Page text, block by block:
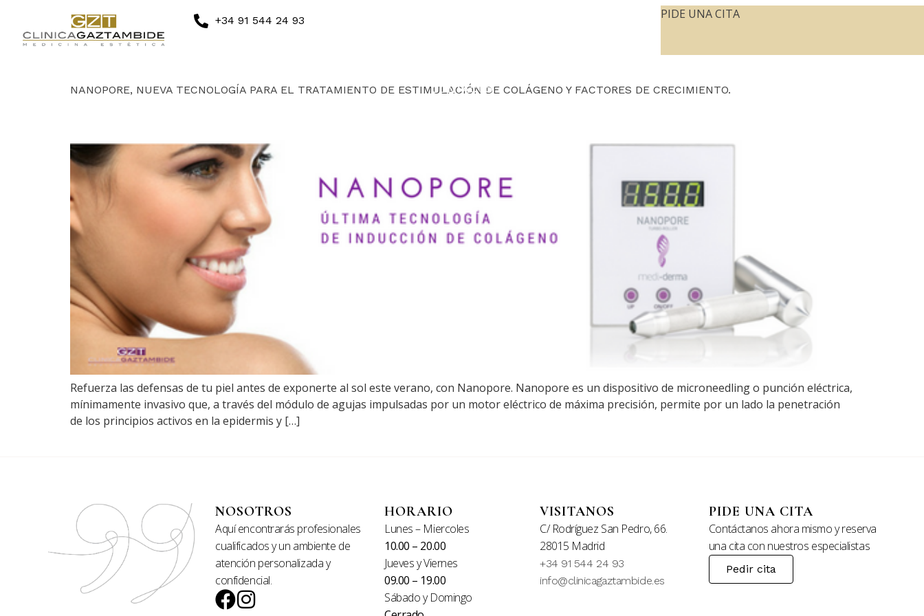
+34 91 544 24 93 PIDE UNA CITA
CONTACTO
Etiqueta:Nanopore
NANOPORE, NUEVA TECNOLOGÍA PARA EL TRATAMIENTO DE ESTIMULACIÓN DE COLÁGENO Y FACTORES DE CRECIMIENTO.
Refuerza las defensas de tu piel antes de exponerte al sol este verano, con Nanopore. Nanopore es un dispositivo de microneedling o punción eléctrica,
mínimamente invasivo que, a través del módulo de agujas impulsadas por un motor eléctrico de máxima precisión, permite por un lado la penetración
de los principios activos en la epidermis y […]
NOSOTROS
Aquí encontrarás profesionales
cualificados y un ambiente de
atención personalizada y
confidencial.
HORARIO
Lunes – Miercoles
10.00 – 20.00
Jueves y Viernes
09.00 – 19.00
Sábado y Domingo
VISITANOS
C/ Rodríguez San Pedro, 66.
28015 Madrid
+34 91 544 24 93
info@clinicagaztambide.es
PIDE UNA CITA
Contáctanos ahora mismo y reserva
una cita con nuestros especialistas
Pedir cita